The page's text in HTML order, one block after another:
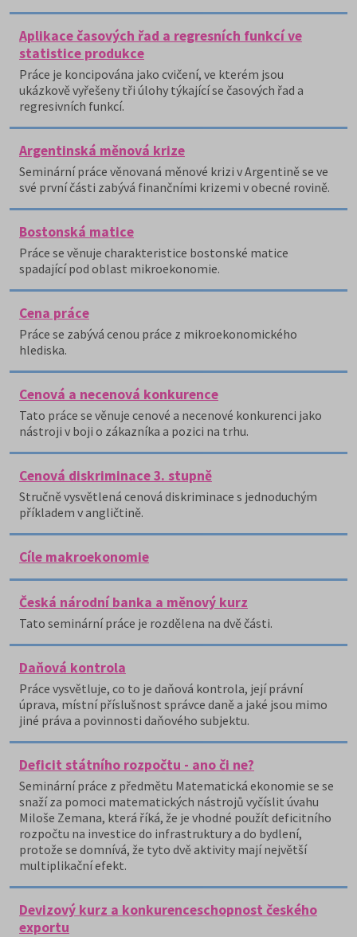
Aplikace časových řad a regresních funkcí ve
statistice produkce
Práce je koncipována jako cvičení, ve kterém jsou
ukázkově vyřešeny tři úlohy týkající se časových řad a
regresivních funkcí.
Argentinská měnová krize
Seminární práce věnovaná měnové krizi v Argentině se ve
své první části zabývá finančními krizemi v obecné rovině.
Bostonská matice
Práce se věnuje charakteristice bostonské matice
spadající pod oblast mikroekonomie.
Cena práce
Práce se zabývá cenou práce z mikroekonomického
hlediska.
Cenová a necenová konkurence
Tato práce se věnuje cenové a necenové konkurenci jako
nástroji v boji o zákazníka a pozici na trhu.
Cenová diskriminace 3. stupně
Stručně vysvětlená cenová diskriminace s jednoduchým
příkladem v angličtině.
Cíle makroekonomie
Česká národní banka a měnový kurz
Tato seminární práce je rozdělena na dvě části.
Daňová kontrola
Práce vysvětluje, co to je daňová kontrola, její právní
úprava, místní příslušnost správce daně a jaké jsou mimo
jiné práva a povinnosti daňového subjektu.
Deficit státního rozpočtu - ano či ne?
Seminární práce z předmětu Matematická ekonomie se se
snaží za pomoci matematických nástrojů vyčíslit úvahu
Miloše Zemana, která říká, že je vhodné použít deficitního
rozpočtu na investice do infrastruktury a do bydlení,
protože se domnívá, že tyto dvě aktivity mají největší
multiplikační efekt.
Devizový kurz a konkurenceschopnost českého
exportu